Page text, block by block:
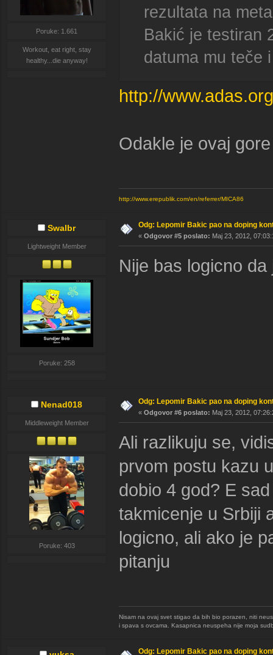
Poruke: 1.661
Workout, eat right, stay
healthy...die anyway!
rezultata na
Bakić je testiran
datuma mu teče
http://
Odakle je ovaj
http://www.erepublik.com/en/referrer/MICA86
Swalbr
Lightweight Member
Poruke: 258
Odg: Lepomir Bakic pao na doping
« Odgovor #5 poslato: Maj 23, 2012,
Nije bas logicno
Nenad018
Middleweight Member
Poruke: 403
Odg: Lepomir Bakic pao na doping
« Odgovor #6 poslato: Maj 23, 2012,
Ali razlikuju se,
prvom postu kazu
dobio 4 god? E
takmicenje u Srbiji
logicno, ali ako je
pitanju
Nisam na ovaj svet stigao da bih bio porazen, niti
i spava s ovcama. Kasapnica neuspeha nije moja
Odg: Lepomir Bakic pao na doping